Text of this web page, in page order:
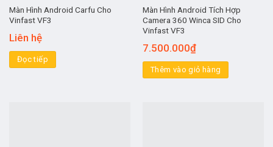
Màn Hình Android Carfu Cho
Vinfast VF3
Liên hệ
Đọc tiếp
Màn Hình Android Tích Hợp
Camera 360 Winca SID Cho
Vinfast VF3
7.500.000₫
Thêm vào giỏ hàng